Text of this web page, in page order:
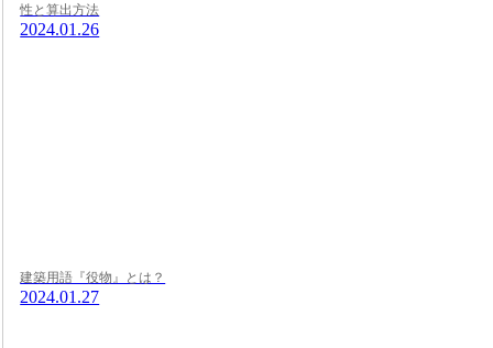
性と算出方法
2024.01.26
建築用語『役物』とは？
2024.01.27